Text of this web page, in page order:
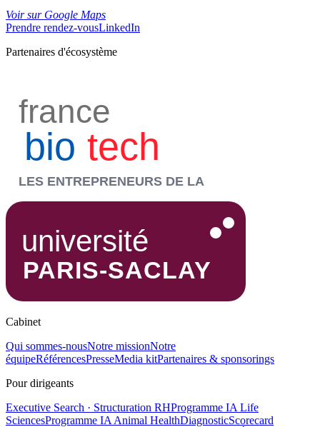
Voir sur Google Maps
Prendre rendez-vousLinkedIn
Partenaires d'écosystème
Cabinet
Qui sommes-nousNotre missionNotre
équipeRéférencesPresseMedia kitPartenaires & sponsorings
Pour dirigeants
Executive Search · Structuration RHProgramme IA Life
SciencesProgramme IA Animal HealthDiagnosticScorecard